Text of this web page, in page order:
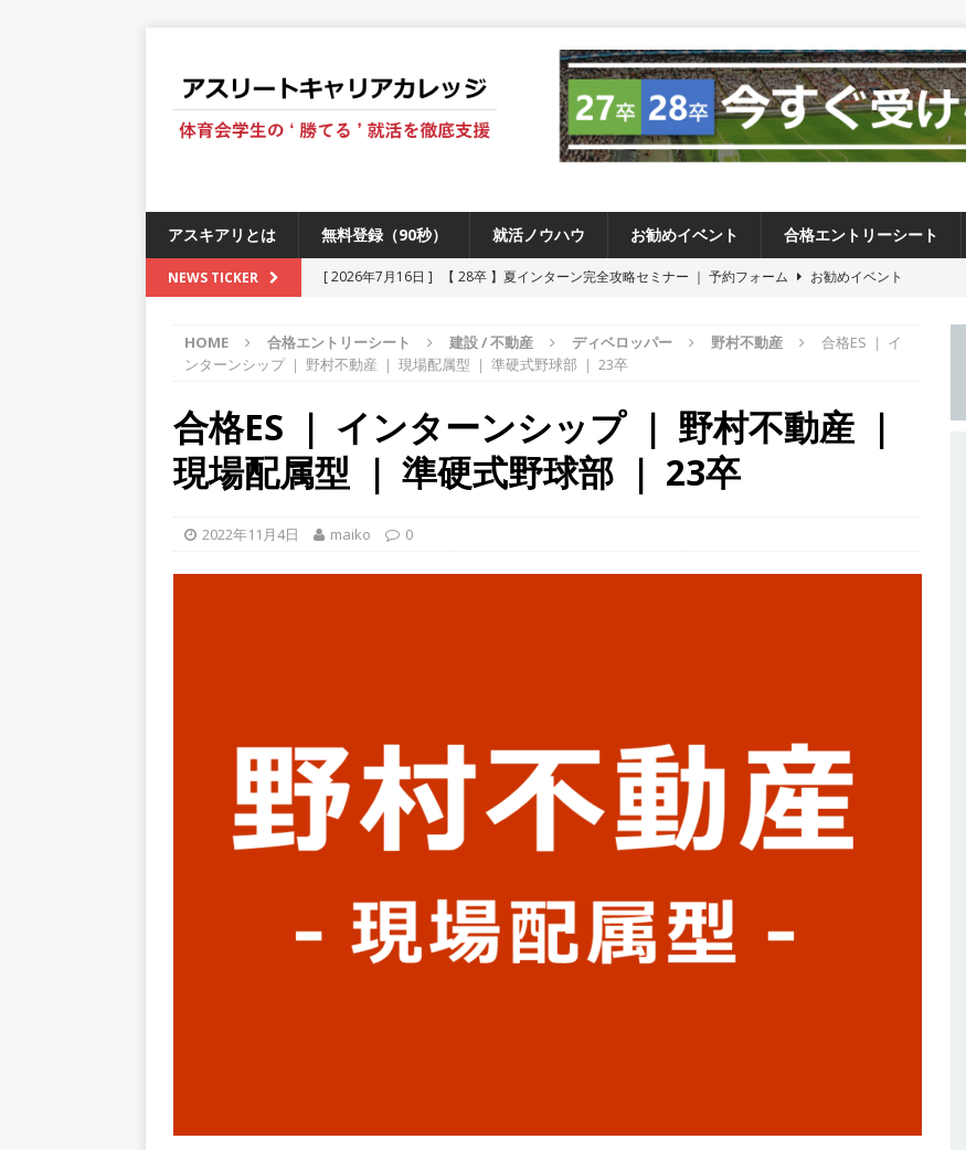
アスキアリとは 無料登録（90秒） 就活ノウハウ お勧めイベント 合格エントリーシート
NEWS TICKER [ 2026年7月16日 ] 【 28卒 】夏インターン完全攻略セミナー ｜ 予約フォーム
お勧めイベント
[ 2026年5月17日 ]
≪ 2027卒 ≫ 今すぐ受けられる優良企業一覧（27社）
体育会積極採用企業
[ 2026年5月15日 ] 【 28卒 ｜ カプコンが体育会学生を求めアスキヤリ限定イベント開催!! 】 世界
230以上の国・地域で愛される日本屈指のゲームメーカー ｜ 9期連続の最高益・11期連続の10%以
[ 2026年5月15日 ]
年収1,631万円 ｜ 設立以降連続売上増 ｜ 土日祝完全休み ｜ プライム上場 ｜ M&A総合研究所
ツ・コンサルティング
体育会積極採用企業
[ 2026年5月14日 ]
【 28卒 】 NTTドコモグループと電通グループの傘下 ｜ 初任給40万 ｜ 人より
速く、高い成長を求める人には超魅力的な挑戦環境!! ｜ 日本で初めてインターネット広告事業を始
[ 2026年5月14日 ] 【 28卒 ｜ 体験型インターンシップ 】スタンダード上場 ｜ 業界No.1 企業医療
機関向け広告・人材営業 ｜ 未経験からコンサル、マーケティング、ブランディングが経験できる
[ 2026年5月14日 ] 【 28卒 ｜ 30分のオンライン業界研究・企業説明会 】 世界最大級の金融サー
HOME 合格エントリーシート 建設 / 不動産 ディベロッパー 野村不動産
合格ES ｜ イ
ンターンシップ ｜ 野村不動産 ｜ 現場配属型 ｜ 準硬式野球部 ｜ 23卒
合格ES ｜ インターンシップ ｜ 野村不動産 ｜
現場配属型 ｜ 準硬式野球部 ｜ 23卒
2022年11月4日 maiko 0